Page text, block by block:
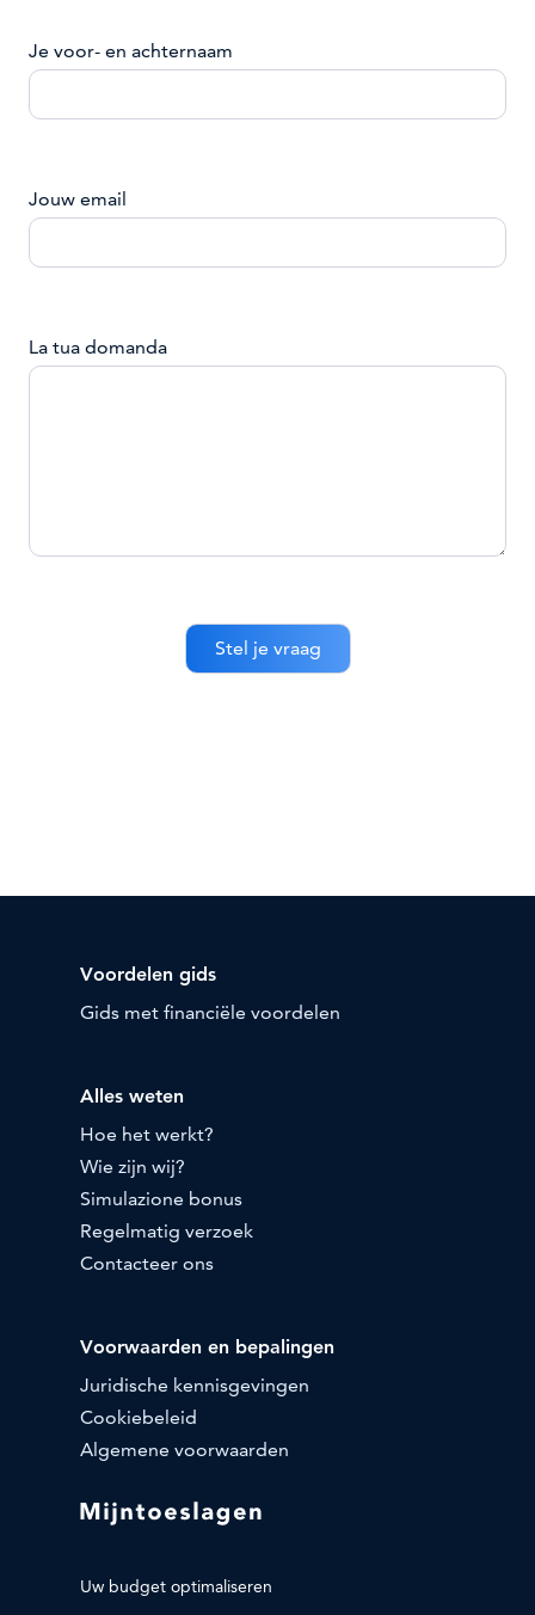
La tua domanda
Je voor- en achternaam
Jouw email
Uw budget optimaliseren
Voordelen gids
Gids met financiële voordelen
Alles weten
Hoe het werkt?
Wie zijn wij?
Simulazione bonus
Regelmatig verzoek
Contacteer ons
Voorwaarden en bepalingen
Juridische kennisgevingen
Cookiebeleid
Algemene voorwaarden